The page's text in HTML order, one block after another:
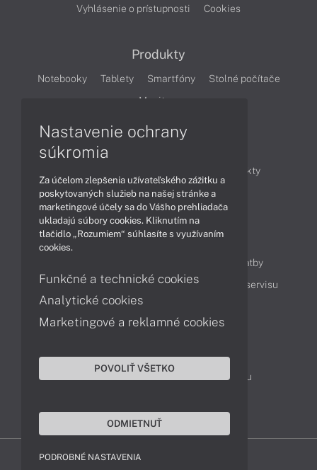
Vyhlásenie o prístupnosti
Cookies
Produkty
Notebooky Tablety Smartfóny
Stolné počítače
Monitory
Produkty
Technológie
Videá
Obsah
Možnosti doručenia a platby
Podpora a servis
Servisné služby Cenník servisu
Kontakty
043 4224 771
Obchodné oddelenie
Reklamácia tovaru
Nastavenie ochrany
súkromia
Za účelom zlepšenia užívateľského zážitku a
poskytovaných služieb na našej stránke a
marketingové účely sa do Vášho prehliadača
ukladajú súbory cookies. Kliknutím na
tlačidlo „Rozumiem“ súhlasíte s využívaním
cookies.
Funkčné a technické cookies
Analytické cookies
Marketingové a reklamné cookies
POVOLIŤ VŠETKO
ODMIETNUŤ
PODROBNÉ NASTAVENIA